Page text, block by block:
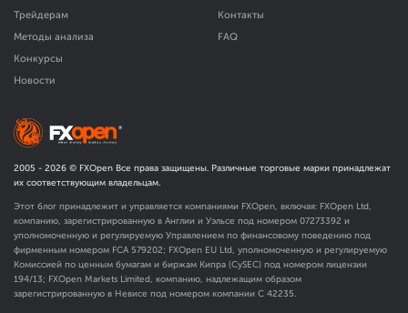
Трейдерам
Методы анализа
Конкурсы
Новости
Контакты
FAQ
2005 - 2026 © FXOpen Все права защищены. Различные торговые марки принадлежат
их соответствующим владельцам.
Этот блог принадлежит и управляется компаниями FXOpen, включая: FXOpen Ltd,
компанию, зарегистрированную в Англии и Уэльсе под номером 07273392 и
уполномоченную и регулируемую Управлением по финансовому поведению под
фирменным номером FCA 579202; FXOpen EU Ltd, уполномоченную и регулируемую
Комиссией по ценным бумагам и биржам Кипра (CySEC) под номером лицензии
194/13; FXOpen Markets Limited, компанию, надлежащим образом
зарегистрированную в Невисе под номером компании C 42235.